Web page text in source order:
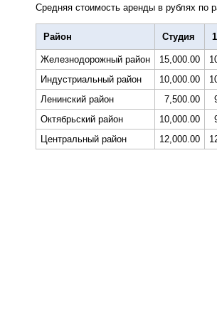
Средняя стоимость аренды в рублях по
Район Студия
Железнодорожный район 15,000.00
Индустриальный район
10,000.00
Ленинский район
7,500.00
Октябрьский район
10,000.00
Центральный район
12,000.00